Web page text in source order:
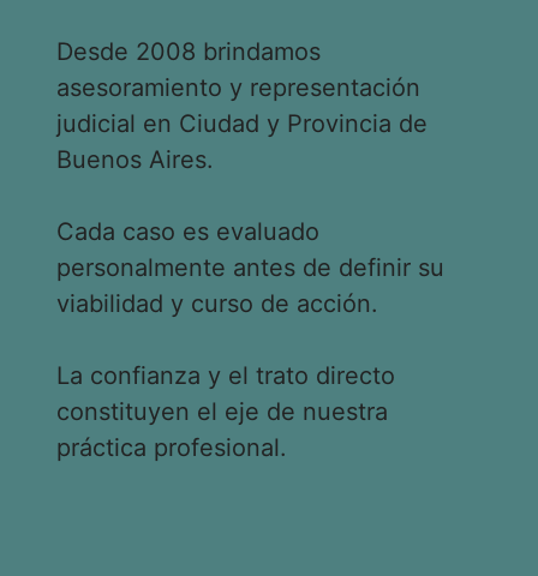
Desde 2008 brindamos
asesoramiento y representación
judicial en Ciudad y Provincia de
Buenos Aires.
Cada caso es evaluado
personalmente antes de definir su
viabilidad y curso de acción.
La confianza y el trato directo
constituyen el eje de nuestra
práctica profesional.